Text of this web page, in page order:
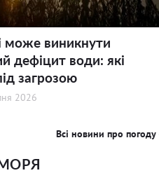
може виникнути
дефіцит води: які
загрозою
2026
Всі новини про погоду